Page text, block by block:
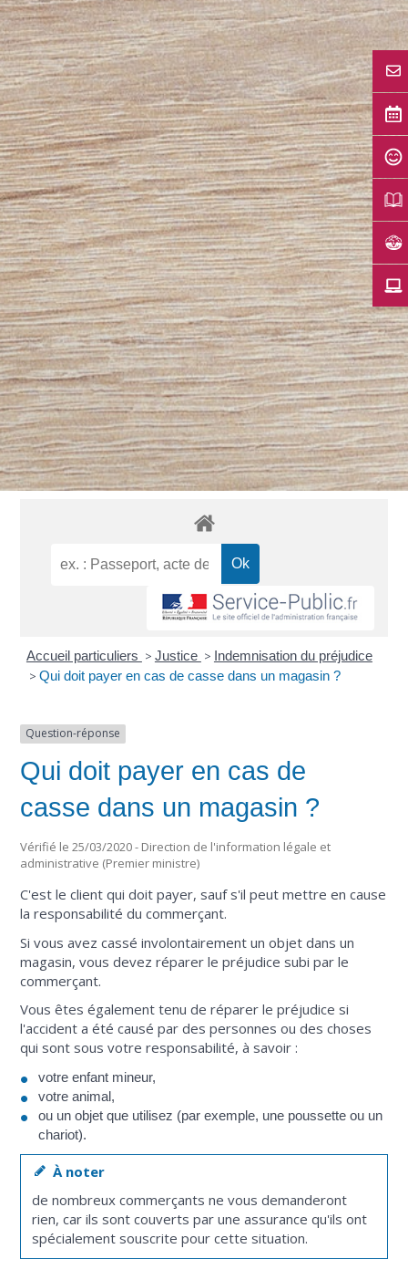
Accueil particuliers > Justice > Indemnisation du préjudice
> Qui doit payer en cas de casse dans un magasin ?
Question-réponse
Qui doit payer en cas de
casse dans un magasin ?
Vérifié le 25/03/2020 - Direction de l'information légale et
administrative (Premier ministre)
C'est le client qui doit payer, sauf s'il peut mettre en cause
la responsabilité du commerçant.
Si vous avez cassé involontairement un objet dans un
magasin, vous devez réparer le préjudice subi par le
commerçant.
Vous êtes également tenu de réparer le préjudice si
l'accident a été causé par des personnes ou des choses
qui sont sous votre responsabilité, à savoir :
votre enfant mineur,
votre animal,
ou un objet que utilisez (par exemple, une poussette ou un
chariot).
À noter
de nombreux commerçants ne vous demanderont
rien, car ils sont couverts par une assurance qu'ils ont
spécialement souscrite pour cette situation.